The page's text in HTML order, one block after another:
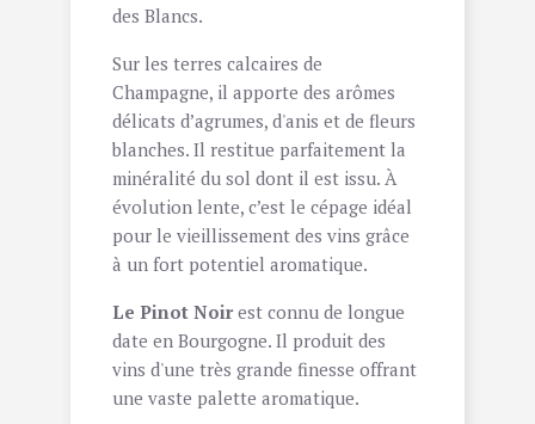
des Blancs.
Sur les terres calcaires de
Champagne, il apporte des arômes
délicats d’agrumes, d'anis et de fleurs
blanches. Il restitue parfaitement la
minéralité du sol dont il est issu. À
évolution lente, c’est le cépage idéal
pour le vieillissement des vins grâce
à un fort potentiel aromatique.
Le Pinot Noirest connu de longue
date en Bourgogne. Il produit des
vins d'une très grande finesse offrant
une vaste palette aromatique.